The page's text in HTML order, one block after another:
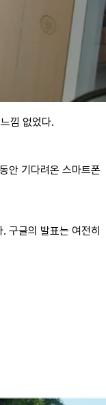
낌 없었다.
안 기다려온 스마트폰
구글의 발표는 여전히